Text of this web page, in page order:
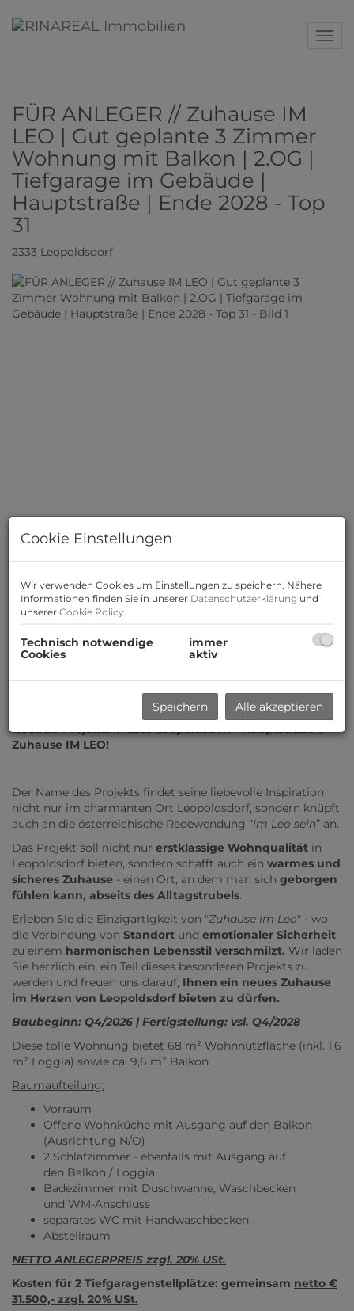
FÜR ANLEGER // Zuhause IM
LEO | Gut geplante 3 Zimmer
Wohnung mit Balkon | 2.OG |
Tiefgarage im Gebäude |
Hauptstraße | Ende 2028 - Top
31
2333 Leopoldsdorf
Beschreibung
Zum Verkauf gelangt eine exklusive 2 Zimmer ANLEGER-
Wohnung mit Balkon im 2. Liftstock eines modernen
Neubau-Projekts in 2333 Leopoldsdorf - Hauptstraße //
Zuhause IM LEO!
Der Name des Projekts findet seine liebevolle Inspiration
nicht nur im charmanten Ort Leopoldsdorf, sondern knüpft
auch an die österreichische Redewendung “im Leo sein” an.
Das Projekt soll nicht nur erstklassige Wohnqualität in
Leopoldsdorf bieten, sondern schafft auch ein warmes und
sicheres Zuhause - einen Ort, an dem man sich geborgen
fühlen kann, abseits des Alltagstrubels.
Erleben Sie die Einzigartigkeit von "Zuhause im Leo" - wo
die Verbindung von Standort und emotionaler Sicherheit
zu einem harmonischen Lebensstil verschmilzt. Wir laden
Sie herzlich ein, ein Teil dieses besonderen Projekts zu
werden und freuen uns darauf, Ihnen ein neues Zuhause
im Herzen von Leopoldsdorf bieten zu dürfen.
Baubeginn: Q4/2026 | Fertigstellung: vsl. Q4/2028
Diese tolle Wohnung bietet 68 m² Wohnnutzfläche (inkl. 1,6
m² Loggia) sowie ca. 9,6 m² Balkon.
Raumaufteilung:
Vorraum
Offene Wohnküche mit Ausgang auf den Balkon
(Ausrichtung N/O)
2 Schlafzimmer - ebenfalls mit Ausgang auf
den Balkon / Loggia
Badezimmer mit Duschwanne, Waschbecken
und WM-Anschluss
separates WC mit Handwaschbecken
Abstellraum
NETTO ANLEGERPREIS zzgl. 20% USt.
Kosten für 2 Tiefgaragenstellplätze: gemeinsam netto €
31.500,- zzgl. 20% USt.
Cookie Einstellungen
Wir verwenden Cookies um Einstellungen zu speichern. Nähere
Informationen finden Sie in unserer Datenschutzerklärung und
unserer Cookie Policy.
Technisch notwendige
Cookies
immer
aktiv
Speichern Alle akzeptieren